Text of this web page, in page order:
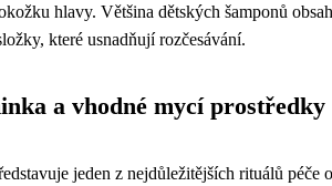
hlavy. Většina dětských šamponů
které usnadňují rozčesávání.
a vhodné mycí prostředky
jeden z nejdůležitějších rituálů péče o